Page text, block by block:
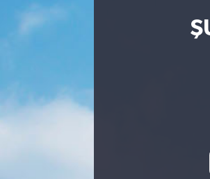
Haber Arşivi